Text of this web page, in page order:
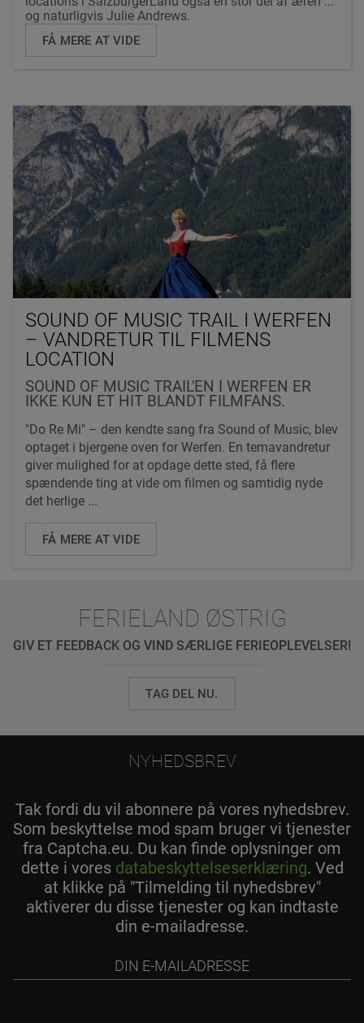
og naturligvis Julie Andrews.
FÅ MERE AT VIDE
SOUND OF MUSIC TRAIL I WERFEN
– VANDRETUR TIL FILMENS
LOCATION
SOUND OF MUSIC TRAIL'EN I WERFEN ER
IKKE KUN ET HIT BLANDT FILMFANS.
"Do Re Mi" – den kendte sang fra Sound of Music, blev
optaget i bjergene oven for Werfen. En temavandretur
giver mulighed for at opdage dette sted, få flere
spændende ting at vide om filmen og samtidig nyde
det herlige ...
FÅ MERE AT VIDE
FERIELAND ØSTRIG
GIV ET FEEDBACK OG VIND SÆRLIGE FERIEOPLEVELSER!
TAG DEL NU.
NYHEDSBREV
Tak fordi du vil abonnere på vores nyhedsbrev.
Som beskyttelse mod spam bruger vi tjenester
fra Captcha.eu. Du kan finde oplysninger om
dette i vores databeskyttelseserklæring. Ved
at klikke på "Tilmelding til nyhedsbrev"
aktiverer du disse tjenester og kan indtaste
din e-mailadresse.
mailadresse